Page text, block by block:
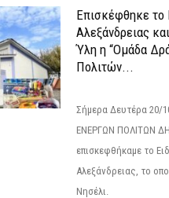
Επισκέφθηκε το
Αλεξάνδρειας
Ύλη η “Ομάδα
Πολιτών...
Σήμερα Δευτέρα
ΕΝΕΡΓΩΝ ΠΟΛΙΤΩΝ
επισκεφθήκαμε το
Αλεξάνδρειας, το
Νησέλι.